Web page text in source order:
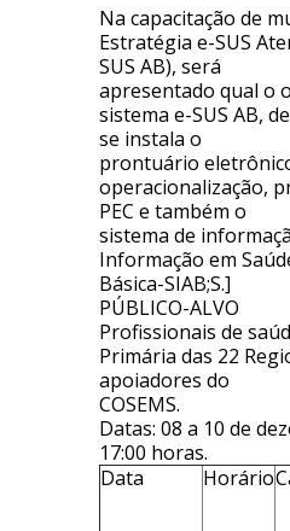
Na capacitação de
Estratégia e-SUS
SUS AB), será
apresentado qual o
sistema e-SUS AB,
se instala o
prontuário
operacionalização,
PEC e também o
sistema de
Informação em
Básica-SIAB;S.]
PÚBLICO-ALVO
Profissionais de
Primária das 22
apoiadores do
COSEMS.
Datas: 08 a 10 de
17:00 horas.
Data
Horário